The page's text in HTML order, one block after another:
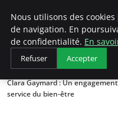
LECFCM
Accueil
Financement et
Clara Gaymard : Un
service du bien-être
Nous utilisons des
de navigation. En
de confidentialité. En
Refuser Accepter